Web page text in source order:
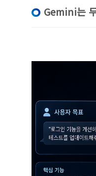
Gemini는